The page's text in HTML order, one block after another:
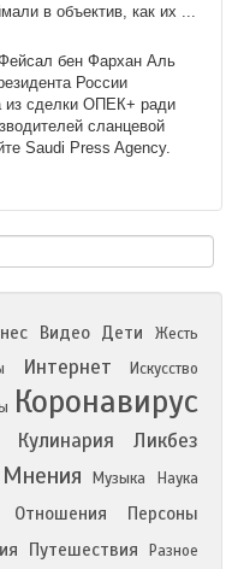
в объектив, как их ...
бен Фархан Аль
России
из сделки ОПЕК+ ради
сланцевой
Saudi Press Agency.
Видео Дети
Жесть
Интернет Искусство
Коронавирус
Кулинария Ликбез
Мнения Музыка Наука
Отношения Персоны
Путешествия Разное